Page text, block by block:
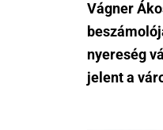
Vágner
nyereség
jelent a